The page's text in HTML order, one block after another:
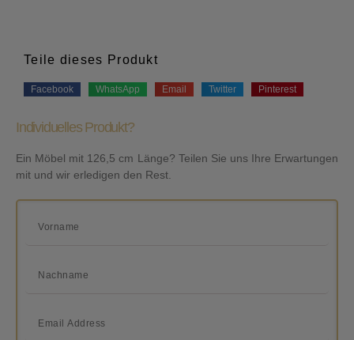
Teile dieses Produkt
Facebook WhatsApp Email Twitter Pinterest
Individuelles Produkt?
Ein Möbel mit 126,5 cm Länge? Teilen Sie uns Ihre Erwartungen
mit und wir erledigen den Rest.